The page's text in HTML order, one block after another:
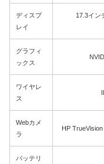
ディスプ
レイ
17.3イン
グラフィ
ックス
ワイヤレ
ス
Webカメ
ラ
HP
バッテリ